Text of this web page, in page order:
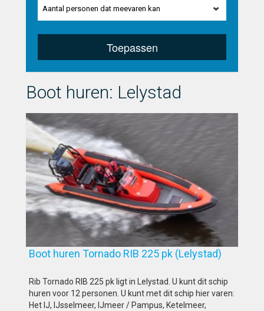
Aantal personen dat meevaren kan
Toepassen
Boot huren: Lelystad
Boot huren Tornado RIB 225 pk (Lelystad)
Rib Tornado RIB 225 pk ligt in Lelystad. U kunt dit schip
huren voor 12 personen. U kunt met dit schip hier varen:
Het IJ, IJsselmeer, IJmeer / Pampus, Ketelmeer,